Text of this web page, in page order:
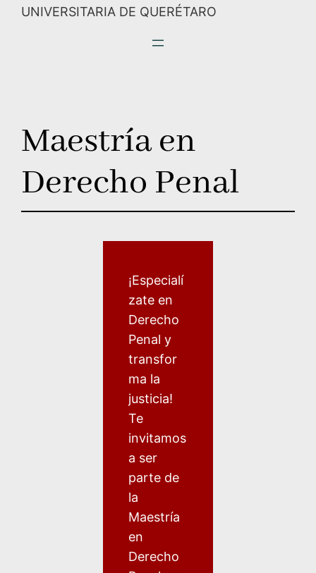
UNIVERSITARIA DE QUERÉTARO
Maestría en
Derecho Penal
¡Especialí
zate en
Derecho
Penal y
transfor
ma la
justicia!
Te
invitamos
a ser
parte de
la
Maestría
en
Derecho